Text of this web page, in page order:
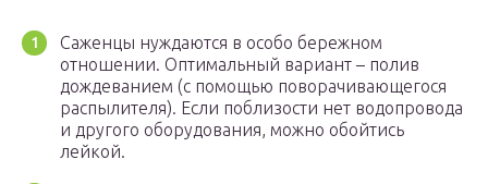
Саженцы нуждаются в особо бережном
отношении. Оптимальный вариант – полив
дождеванием (с помощью поворачивающегося
распылителя). Если поблизости нет водопровода
и другого оборудования, можно обойтись
лейкой.